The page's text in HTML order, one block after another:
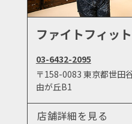
ファイトフィッ
03-6432-2095
〒158-0083 東京都世田
由が丘B1
店舗詳細を見る